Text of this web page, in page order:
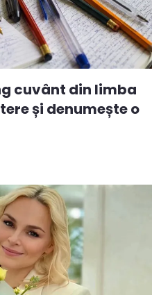
cuvânt din limba
și denumește o